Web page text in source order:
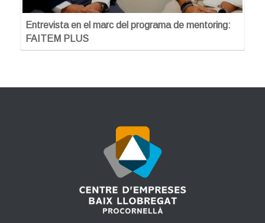
Entrevista en el marc del programa de mentoring:
FAITEM PLUS